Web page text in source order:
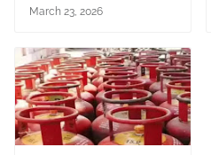
March 23, 2026